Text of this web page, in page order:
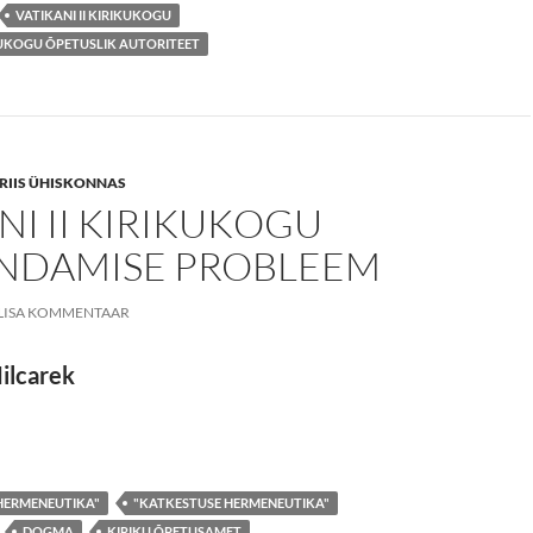
VATIKANI II KIRIKUKOGU
ÕPETUSLIK AUTORITEET
ÜHISKONNAS
II KIRIKUKOGU
PROBLEEM
KOMMENTAAR
II KIRIKUKOGU TÕLGENDAMISE PROBLEEM
"KATKESTUSE HERMENEUTIKA"